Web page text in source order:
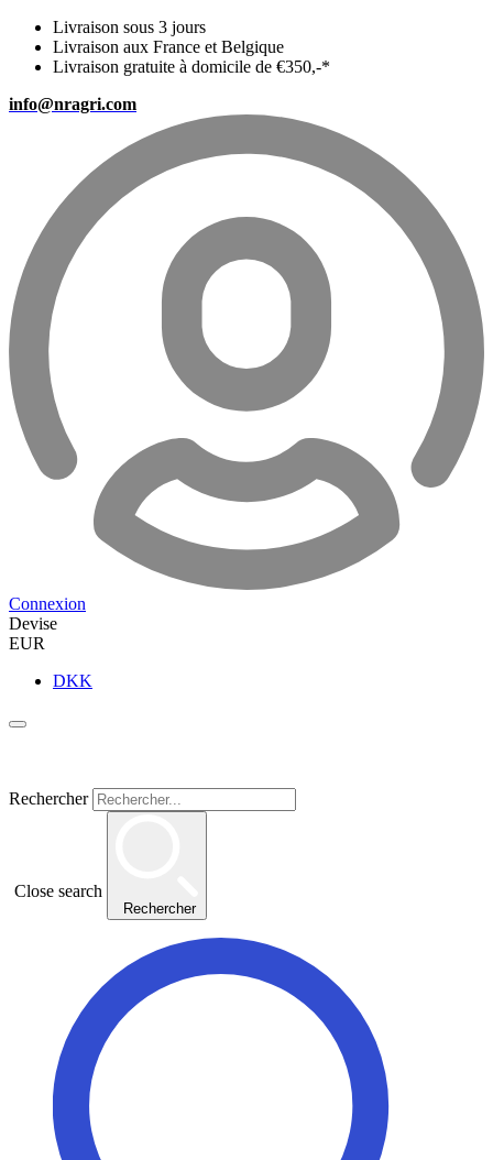
Livraison sous 3 jours
Livraison aux France et Belgique
Livraison gratuite à domicile de €350,-*
info@nragri.com
Connexion
Devise
EUR
DKK
Rechercher
Close search
Rechercher